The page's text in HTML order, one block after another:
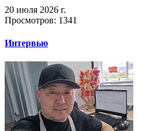
20 июля 2026 г.
Просмотров: 1341
Интервью